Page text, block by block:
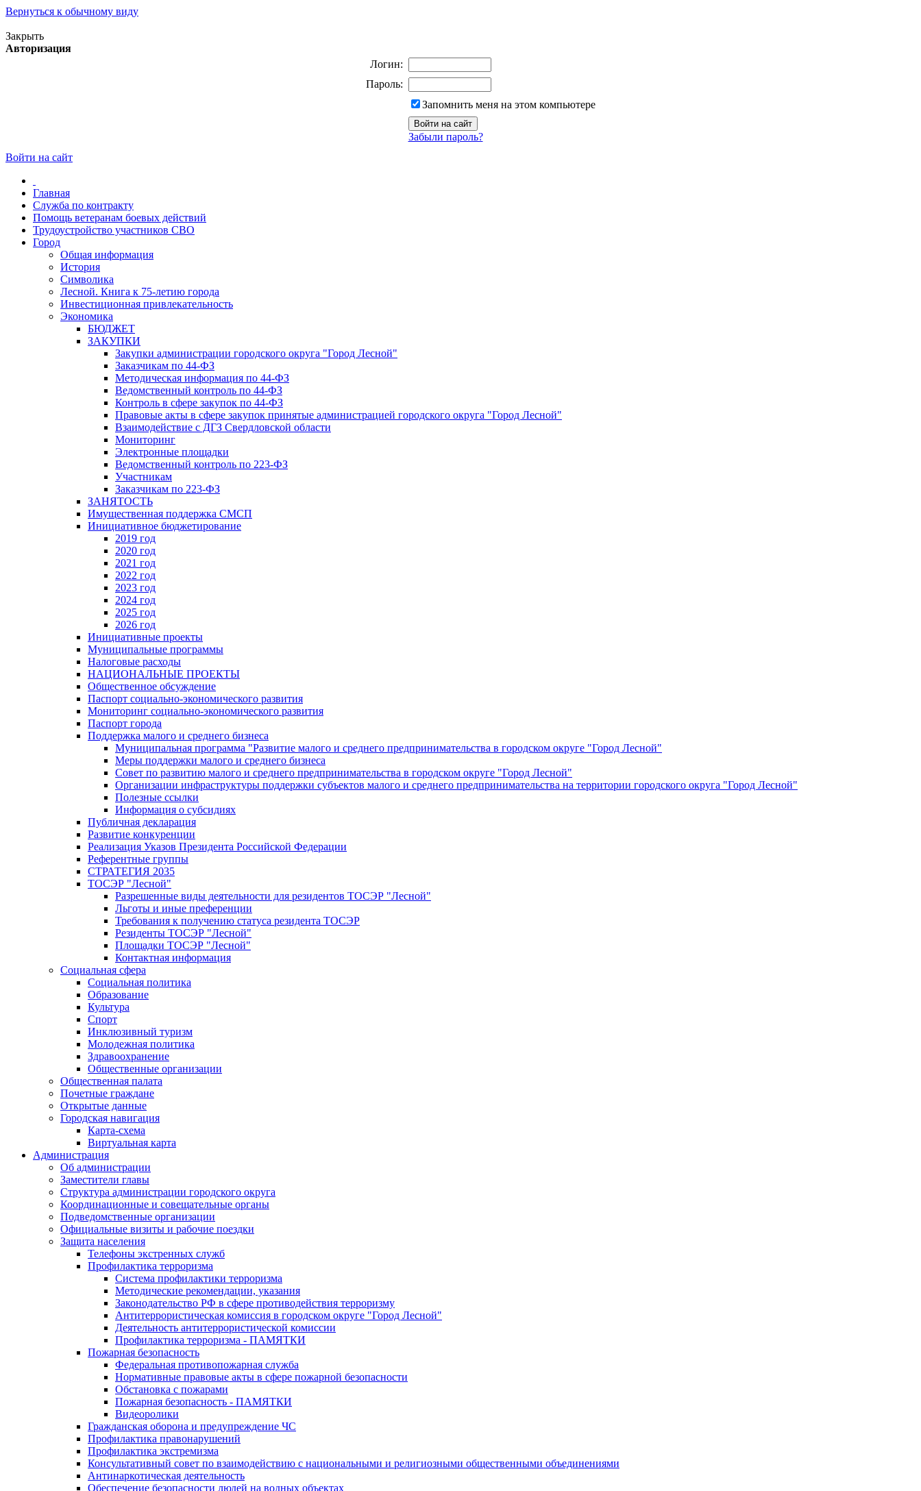
Вернуться к обычному виду
Закрыть
Авторизация
Логин:
Пароль:
Запомнить меня на этом компьютере
Забыли пароль?
Войти на сайт
Главная
Служба по контракту
Помощь ветеранам боевых действий
Трудоустройство участников СВО
Город
Общая информация
История
Символика
Лесной. Книга к 75-летию города
Инвестиционная привлекательность
Экономика
БЮДЖЕТ
ЗАКУПКИ
Закупки администрации городского округа "Город Лесной"
Заказчикам по 44-ФЗ
Методическая информация по 44-ФЗ
Ведомственный контроль по 44-ФЗ
Контроль в сфере закупок по 44-ФЗ
Правовые акты в сфере закупок принятые администрацией городского округа "Город Лесной"
Взаимодействие с ДГЗ Свердловской области
Мониторинг
Электронные площадки
Ведомственный контроль по 223-ФЗ
Участникам
Заказчикам по 223-ФЗ
ЗАНЯТОСТЬ
Имущественная поддержка СМСП
Инициативное бюджетирование
2019 год
2020 год
2021 год
2022 год
2023 год
2024 год
2025 год
2026 год
Инициативные проекты
Муниципальные программы
Налоговые расходы
НАЦИОНАЛЬНЫЕ ПРОЕКТЫ
Общественное обсуждение
Паспорт социально-экономического развития
Мониторинг социально-экономического развития
Паспорт города
Поддержка малого и среднего бизнеса
Муниципальная программа "Развитие малого и среднего предпринимательства в городском округе "Город Лесной"
Меры поддержки малого и среднего бизнеса
Совет по развитию малого и среднего предпринимательства в городском округе "Город Лесной"
Организации инфраструктуры поддержки субъектов малого и среднего предпринимательства на территории городского округа "Город Лесной"
Полезные ссылки
Информация о субсидиях
Публичная декларация
Развитие конкуренции
Реализация Указов Президента Российской Федерации
Референтные группы
СТРАТЕГИЯ 2035
ТОСЭР "Лесной"
Разрешенные виды деятельности для резидентов ТОСЭР "Лесной"
Льготы и иные преференции
Требования к получению статуса резидента ТОСЭР
Резиденты ТОСЭР "Лесной"
Площадки ТОСЭР "Лесной"
Контактная информация
Социальная сфера
Социальная политика
Образование
Культура
Спорт
Инклюзивный туризм
Молодежная политика
Здравоохранение
Общественные организации
Общественная палата
Почетные граждане
Открытые данные
Городская навигация
Карта-схема
Виртуальная карта
Администрация
Об администрации
Заместители главы
Структура администрации городского округа
Координационные и совещательные органы
Подведомственные организации
Официальные визиты и рабочие поездки
Защита населения
Телефоны экстренных служб
Профилактика терроризма
Система профилактики терроризма
Методические рекомендации, указания
Законодательство РФ в сфере противодействия терроризму
Антитеррористическая комиссия в городском округе "Город Лесной"
Деятельность антитеррористической комиссии
Профилактика терроризма - ПАМЯТКИ
Пожарная безопасность
Федеральная противопожарная служба
Нормативные правовые акты в сфере пожарной безопасности
Обстановка с пожарами
Пожарная безопасность - ПАМЯТКИ
Видеоролики
Гражданская оборона и предупреждение ЧС
Профилактика правонарушений
Профилактика экстремизма
Консультативный совет по взаимодействию с национальными и религиозными общественными объединениями
Антинаркотическая деятельность
Обеспечение безопасности людей на водных объектах